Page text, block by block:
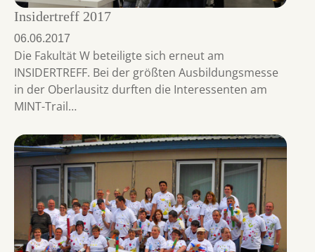
Insidertreff 2017
06.06.2017
Die Fakultät W beteiligte sich erneut am
INSIDERTREFF. Bei der größten Ausbildungsmesse
in der Oberlausitz durften die Interessenten am
MINT-Trail…